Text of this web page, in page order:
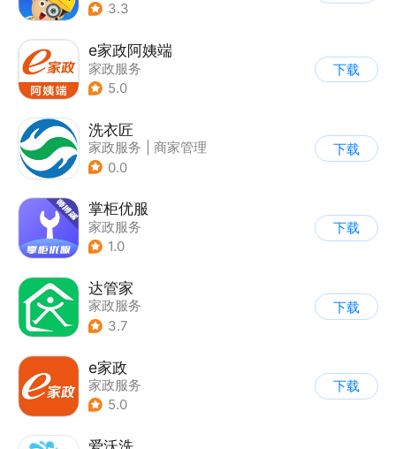
3.3
e家政阿姨端
家政服务
5.0
下载
洗衣匠
家政服务
商家管理
0.0
下载
掌柜优服
家政服务
1.0
下载
达管家
家政服务
3.7
下载
e家政
家政服务
5.0
下载